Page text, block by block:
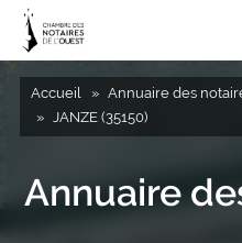
Accueil Annuaire des
JANZE (35150)
Annuaire